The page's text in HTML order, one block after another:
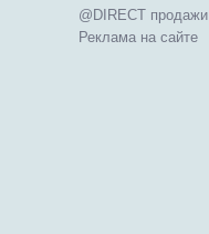
@DIRECT продажи
Реклама на сайте